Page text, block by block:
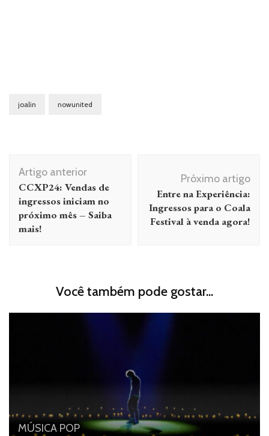
joalin nowunited
Navegação
de
post
Artigo anterior
CCXP24: Vendas de
ingressos iniciam no
próximo mês – Saiba
mais!
Próximo artigo
Entre na Experiência:
Ingressos para o Coala
Festival à venda agora!
Você também pode gostar...
MÚSICA POP